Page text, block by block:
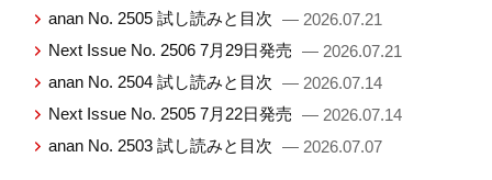
anan No. 2505 試し読みと目次 — 2026.07.21
Next Issue No. 2506 7月29日発売 — 2026.07.21
anan No. 2504 試し読みと目次 — 2026.07.14
Next Issue No. 2505 7月22日発売 — 2026.07.14
anan No. 2503 試し読みと目次 — 2026.07.07